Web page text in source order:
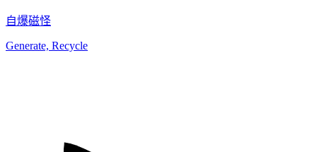
自爆磁怪
Generate, Recycle